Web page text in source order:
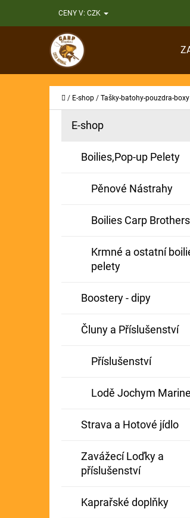
na
CENY V: CZK
Domů
/ E-shop / Tašky-batohy-pouzdra-boxy
Přeskočit
E-shop
Boilies,Pop-up Pelety
Pěnové Nástrahy
Boilies Carp Brothers
Krmné a ostatní
pelety
Boostery - dipy
Čluny a Příslušenství
Příslušenství
Lodě Jochym Marine
Strava a Hotové jídlo
Zavážecí Loďky a
příslušenství
Kaprařské doplňky
O
Í
Zpět
do
obchodu
Zpět
do
obchodu
BOILIE RIG PLUS 25LB
Původně: 79 Kč